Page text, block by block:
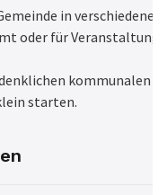
in
oder für
kommunalen
starten.